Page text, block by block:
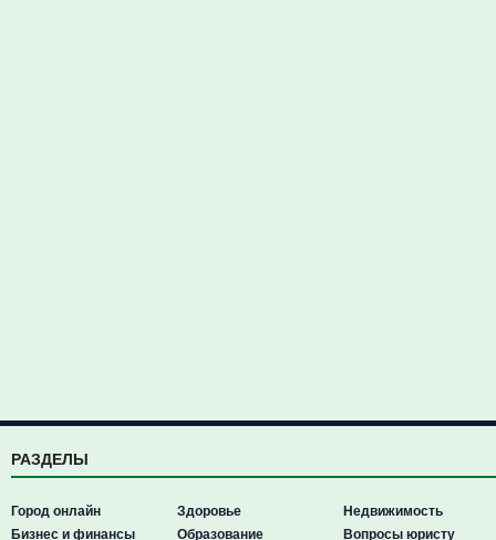
РАЗДЕЛЫ
Город онлайн
Бизнес и финансы
Здоровье
Образование
Недвижимость
Вопросы юристу